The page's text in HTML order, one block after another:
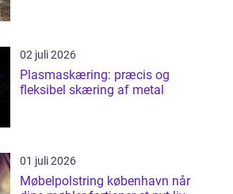
02 juli 2026
Plasmaskæring: præcis og
fleksibel skæring af metal
01 juli 2026
Møbelpolstring københavn når